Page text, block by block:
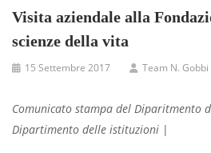
Visita aziendale alla
scienze della vita
15 Settembre 2017 Team N. Gobbi
Comunicato stampa del Diparitmento
Dipartimento delle istituzioni |